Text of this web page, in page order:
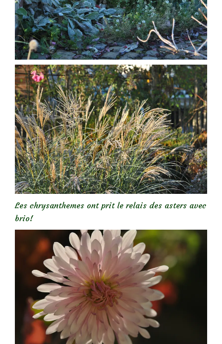
Les chrysanthemes ont prit le relais des asters avec
brio!